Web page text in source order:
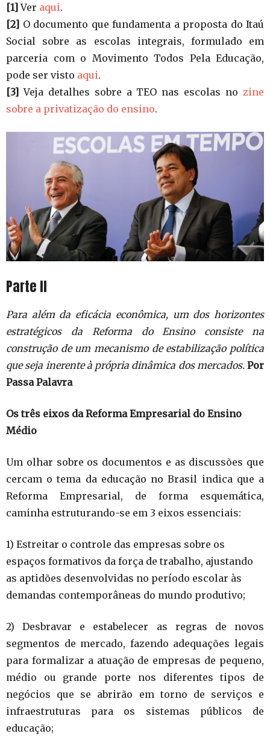
[1] Ver aqui.
[2] O documento que fundamenta a proposta do Itaú
Social sobre as escolas integrais, formulado em
parceria com o Movimento Todos Pela Educação,
pode ser visto aqui.
[3] Veja detalhes sobre a TEO nas escolas no zine
sobre a privatização do ensino.
Parte II
Para além da eficácia econômica, um dos horizontes
estratégicos da Reforma do Ensino consiste na
construção de um mecanismo de estabilização política
que seja inerente à própria dinâmica dos mercados. Por
Passa Palavra
Os três eixos da Reforma Empresarial do Ensino
Médio
Um olhar sobre os documentos e as discussões que
cercam o tema da educação no Brasil indica que a
Reforma Empresarial, de forma esquemática,
caminha estruturando-se em 3 eixos essenciais:
1) Estreitar o controle das empresas sobre os
espaços formativos da força de trabalho, ajustando
as aptidões desenvolvidas no período escolar às
demandas contemporâneas do mundo produtivo;
2) Desbravar e estabelecer as regras de novos
segmentos de mercado, fazendo adequações legais
para formalizar a atuação de empresas de pequeno,
médio ou grande porte nos diferentes tipos de
negócios que se abrirão em torno de serviços e
infraestruturas para os sistemas públicos de
educação;